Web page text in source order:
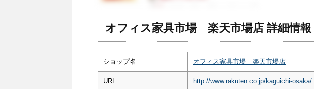
オフィス家具市場 楽天市場店 詳細情報
ショップ名 オフィス家具市場 楽天市場店
URL http://www.rakuten.co.jp/kaguichi-osaka/